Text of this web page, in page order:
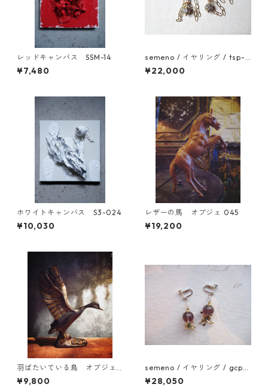
レッドキャンバス SSM-14
¥7,480
semeno / イヤリング / tsp-0
8 / 23ss
¥22,000
ホワイトキャンバス S3-024
¥10,030
レザーの馬 オブジェ 045
¥19,200
羽ばたいている鳥 オブジェ
046
¥9,800
semeno / イヤリング / gcp-
08 / 25aw
¥28,050